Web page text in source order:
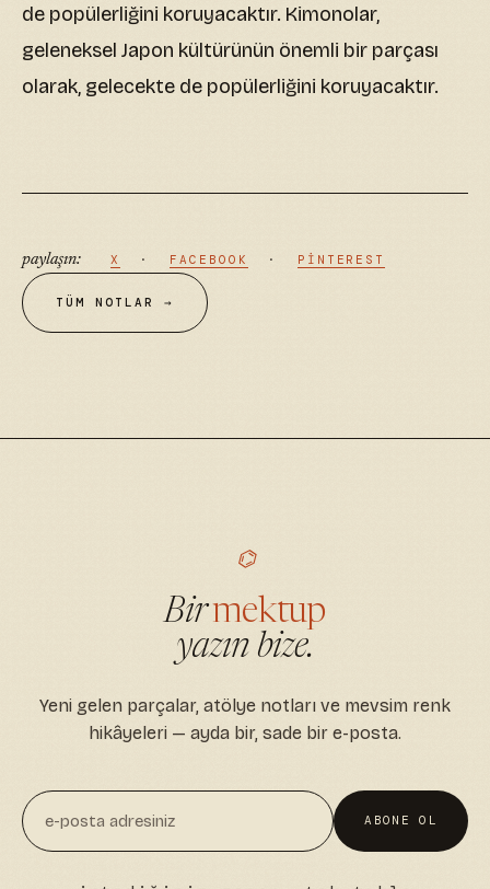
de popülerliğini koruyacaktır. Kimonolar,
geleneksel Japon kültürünün önemli bir parçası
olarak, gelecekte de popülerliğini koruyacaktır.
paylaşın: X · FACEBOOK · PINTEREST
TÜM NOTLAR →
⌬
Birmektup
yazın bize.
Yeni gelen parçalar, atölye notları ve mevsim renk
hikâyeleri — ayda bir, sade bir e-posta.
ABONE OL